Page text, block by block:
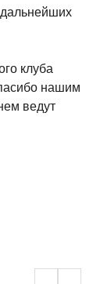
клуба
нашим
ведут